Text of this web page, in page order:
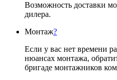
Возможность доставки
дилера.
Монтаж?
Если у вас нет времени
нюансах монтажа,
бригаде монтажников